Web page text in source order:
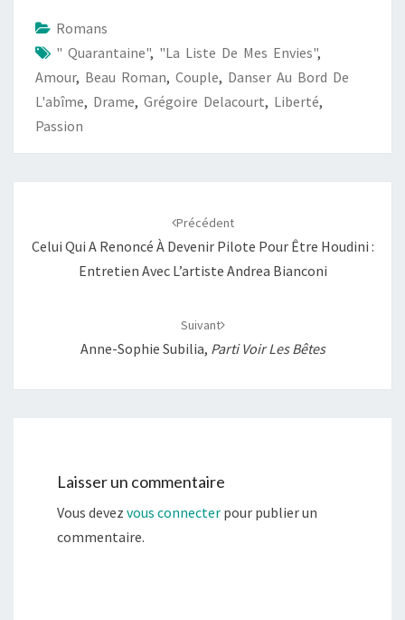
o
o
k
p
p
n
k
e
r
Romans
" Quarantaine", "La Liste De Mes Envies",
Amour, Beau Roman, Couple, Danser Au Bord De
L'abîme, Drame, Grégoire Delacourt, Liberté,
Passion
Précédent
Celui Qui A Renoncé À Devenir Pilote Pour Être Houdini :
Entretien Avec L’artiste Andrea Bianconi
Suivant
Anne-Sophie Subilia, Parti Voir Les Bêtes
Laisser un commentaire
Vous devez vous connecter pour publier un
commentaire.